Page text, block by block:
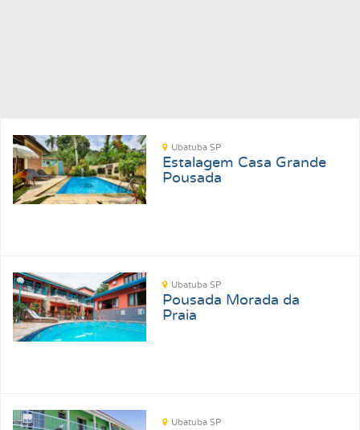
Ubatuba SP
Estalagem Casa Grande
Pousada
Ubatuba SP
Pousada Morada da
Praia
Ubatuba SP